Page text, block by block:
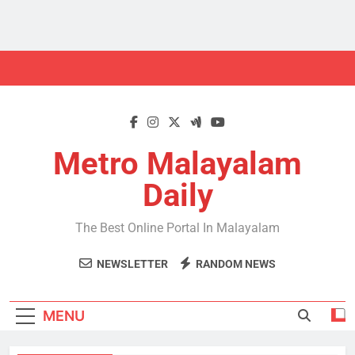
Metro Malayalam
Daily
The Best Online Portal In Malayalam
NEWSLETTER RANDOM NEWS
MENU